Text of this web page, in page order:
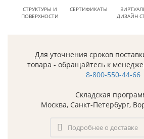
СТРУКТУРЫ И
ПОВЕРХНОСТИ
СЕРТИФИКАТЫ
ДИЗАЙН
Для уточнения сроков
товара - обращайтесь к
8-800-550-44-66
Складская
Москва, Санкт-Петербург,
Подробнее о доставке